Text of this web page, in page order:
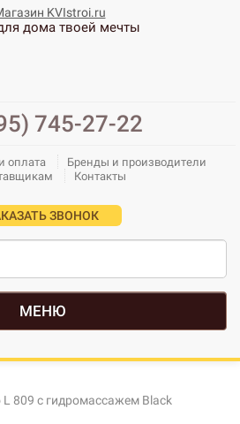
дома твоей мечты
745-27-22
оплата
Бренды и производители
Контакты
ЗВОНОК
МЕНЮ
809 с гидромассажем Black